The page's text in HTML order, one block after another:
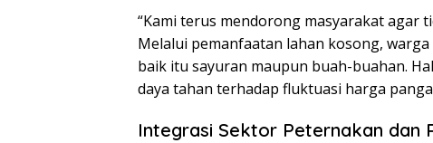
“Kami terus mendorong masyarakat agar
Melalui pemanfaatan lahan kosong,
baik itu sayuran maupun buah-buahan.
daya tahan terhadap fluktuasi harga
Integrasi Sektor Peternakan dan